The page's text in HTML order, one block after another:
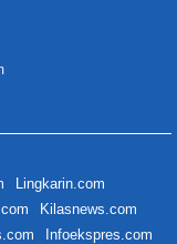
Lingkarin.com
Kilasnews.com
Infoekspres.com